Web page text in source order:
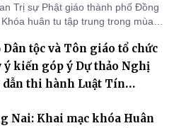
Trị sự Phật giáo thành phố Đồng
huân tu tập trung trong mùa
hạ chùa Quốc Ân Khải Tường.
Dân tộc và Tôn giáo tổ chức
ý kiến góp ý Dự thảo Nghị
thi hành Luật Tín
Nai: Khai mạc khóa Huân